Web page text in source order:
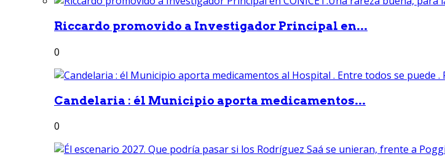
Riccardo promovido a Investigador Principal en...
0
Candelaria : él Municipio aporta medicamentos...
0